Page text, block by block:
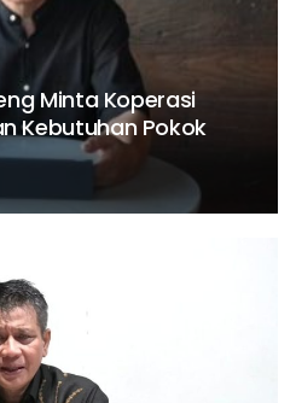
Minta Koperasi
Kebutuhan Pokok